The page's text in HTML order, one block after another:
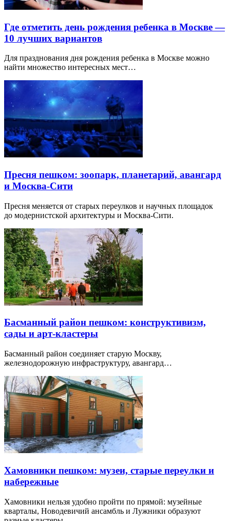
Где отметить день рождения ребенка в Москве —
10 лучших вариантов
Для празднования дня рождения ребенка в Москве можно
найти множество интересных мест…
Пресня пешком: зоопарк, планетарий, авангард
и Москва-Сити
Пресня меняется от старых переулков и научных площадок
до модернистской архитектуры и Москва-Сити.
Басманный район пешком: конструктивизм,
сады и арт-кластеры
Басманный район соединяет старую Москву,
железнодорожную инфраструктуру, авангард…
Хамовники пешком: музеи, старые переулки и
набережные
Хамовники нельзя удобно пройти по прямой: музейные
кварталы, Новодевичий ансамбль и Лужники образуют